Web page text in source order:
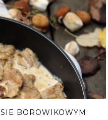
BOROWIKOWYM